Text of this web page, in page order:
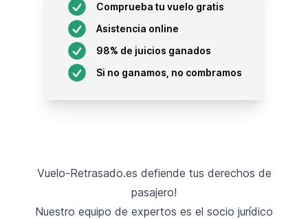
Comprueba tu vuelo gratis
Asistencia online
98% de juicios ganados
Si no ganamos, no combramos
Vuelo-Retrasado.es defiende tus derechos de
pasajero!
Nuestro equipo de expertos es el socio jurídico